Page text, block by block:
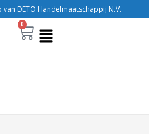
DETO Handelmaatschappij N.V.
0